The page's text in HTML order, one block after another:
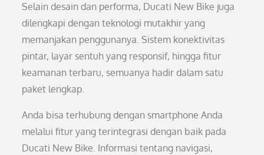
Selain desain dan performa, Ducati New Bike juga
dilengkapi dengan teknologi mutakhir yang
memanjakan penggunanya. Sistem konektivitas
pintar, layar sentuh yang responsif, hingga fitur
keamanan terbaru, semuanya hadir dalam satu
paket lengkap.
Anda bisa terhubung dengan smartphone Anda
melalui fitur yang terintegrasi dengan baik pada
Ducati New Bike. Informasi tentang navigasi,